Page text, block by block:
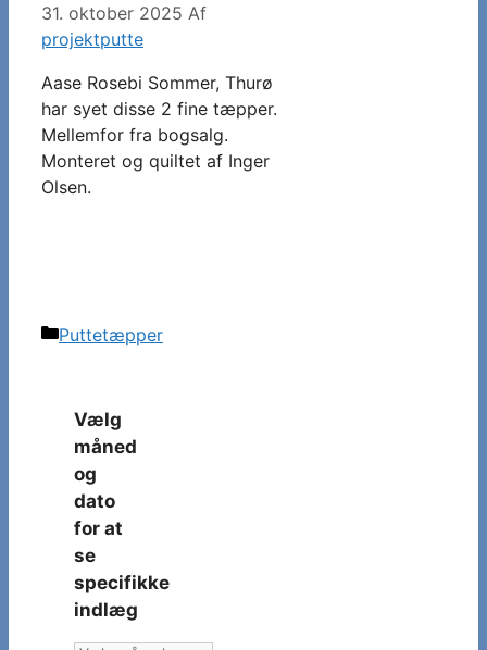
31. oktober 2025 Af
projektputte
Aase Rosebi Sommer, Thurø
har syet disse 2 fine tæpper.
Mellemfor fra bogsalg.
Monteret og quiltet af Inger
Olsen.
Kategorier
Puttetæpper
Vælg
måned
og
dato
for at
se
specifikke
indlæg